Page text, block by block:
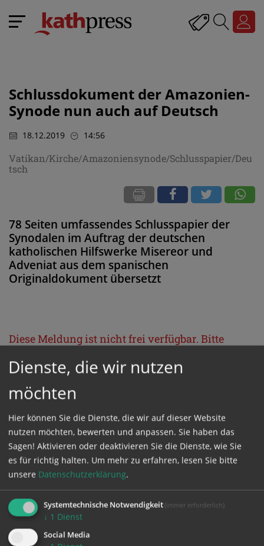
Schlussdokument der Amazonien-
Synode nun auch auf Deutsch
18.12.2019 14:56
Vatikan/Kirche/Amazoniensynode/Schlusspapier/Deu
tsch
78 Seiten umfassendes Schlusspapier der
Synodalen im Auftrag der deutschen
katholischen Hilfswerke Misereor und
Adveniat aus dem spanischen
Originaldokument übersetzt
Diese Meldung ist nicht frei verfügbar. Bitte
ProduktKathpress_online.
GESCHÜTZTER BEREICH
Bitte melden Sie sich mit Ihrem Benutzernamen
und Passwort an.
Benutzername
Dienste, die wir nutzen
möchten
Hier können Sie die Dienste, die wir auf dieser Website
nutzen möchten, bewerten und anpassen. Sie haben das
Sagen! Aktivieren oder deaktivieren Sie die Dienste, wie Sie
es für richtig halten. Um mehr zu erfahren, lesen Sie bitte
unsere Datenschutzerklärung.
Systemtechnische Notwendigkeit (immer erforderlich)
↓ 1 Dienst
Social Media